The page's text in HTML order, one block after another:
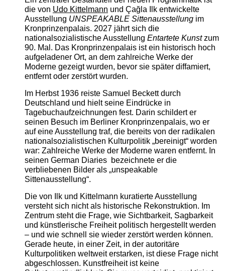
die von Udo Kittelmann und Çağla Ilk entwickelte
Ausstellung UNSPEAKABLE Sittenausstellungim
Kronprinzenpalais. 2027 jährt sich die
nationalsozialistische Ausstellung Entartete Kunstzum
90. Mal. Das Kronprinzenpalais ist ein historisch hoch
aufgeladener Ort, an dem zahlreiche Werke der
Moderne gezeigt wurden, bevor sie später diffamiert,
entfernt oder zerstört wurden.
Im Herbst 1936 reiste Samuel Beckett durch
Deutschland und hielt seine Eindrücke in
Tagebuchaufzeichnungen fest. Darin schildert er
seinen Besuch im Berliner Kronprinzenpalais, wo er
auf eine Ausstellung traf, die bereits von der radikalen
nationalsozialistischen Kulturpolitik „bereinigt“ worden
war: Zahlreiche Werke der Moderne waren entfernt. In
seinen German Diaries bezeichnete er die
verbliebenen Bilder als „unspeakable
Sittenausstellung“.
Die von Ilk und Kittelmann kuratierte Ausstellung
versteht sich nicht als historische Rekonstruktion. Im
Zentrum steht die Frage, wie Sichtbarkeit, Sagbarkeit
und künstlerische Freiheit politisch hergestellt werden
– und wie schnell sie wieder zerstört werden können.
Gerade heute, in einer Zeit, in der autoritäre
Kulturpolitiken weltweit erstarken, ist diese Frage nicht
abgeschlossen. Kunstfreiheit ist keine